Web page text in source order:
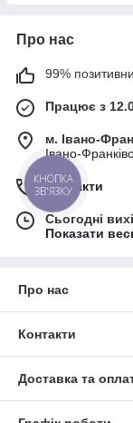
Про нас
99%
Працює з
м. Івано-
Івано-
Контакти
Сьогодні
Показати
Про нас
Контакти
Доставка та
КНОПКА
ЗВ'ЯЗКУ